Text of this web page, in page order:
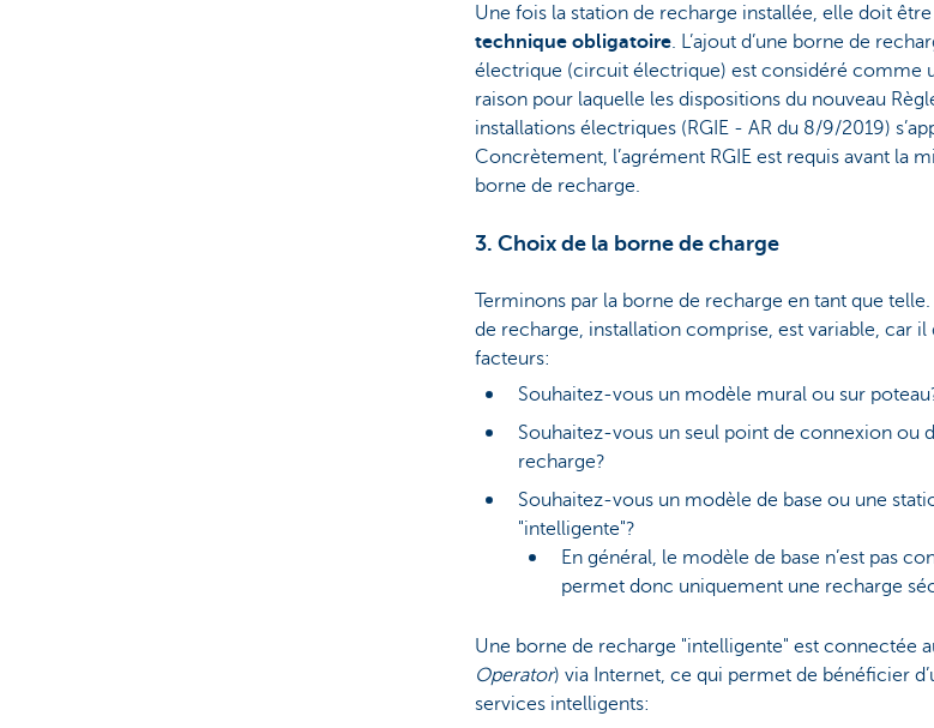
Une fois la station de recharge installée, elle doit
technique obligatoire. L’ajout d’une borne de
électrique (circuit électrique) est considéré comme
raison pour laquelle les dispositions du nouveau
installations électriques (RGIE - AR du 8/9/2019)
Concrètement, l’agrément RGIE est requis avant la
borne de recharge.
3. Choix de la borne de charge
Terminons par la borne de recharge en tant que telle.
de recharge, installation comprise, est variable, car
facteurs:
Souhaitez-vous un modèle mural ou sur
Souhaitez-vous un seul point de connexion ou
recharge?
Souhaitez-vous un modèle de base ou une
"intelligente"?
En général, le modèle de base n’est pas
permet donc uniquement une recharge
Une borne de recharge "intelligente" est connectée
Operator) via Internet, ce qui permet de bénéficier
services intelligents: